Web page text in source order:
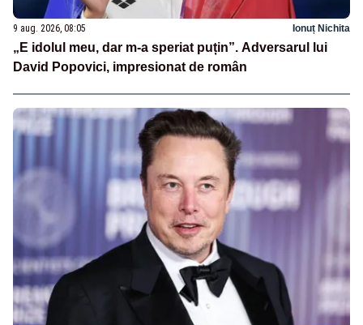
9 aug. 2026, 08:05 Ionuț Nichita
„E idolul meu, dar m-a speriat puțin”. Adversarul lui
David Popovici, impresionat de român